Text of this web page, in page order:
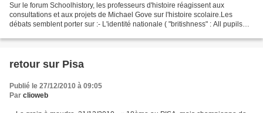
Sur le forum Schoolhistory, les professeurs d'histoire réagissent aux
consultations et aux projets de Michael Gove sur l'histoire scolaire.Les
débats semblent porter sur :- L'identité nationale ( "britishness" : All pupils
retour sur Pisa
Publié le 27/12/2010 à 09:05
Par clioweb